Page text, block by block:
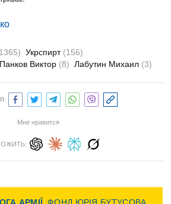
Укрспирт (156)
Панков Виктор (8) Лабутин Михаил (3)
Мне нравится